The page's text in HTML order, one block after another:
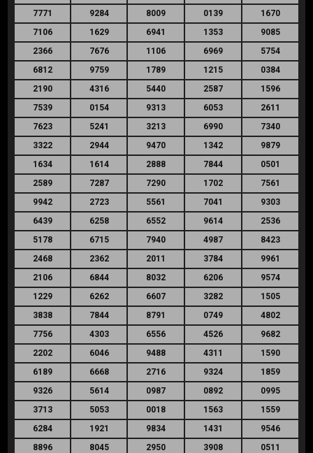
7771
9284 8009 0139
1670
7106
1629 6941 1353
9085
2366
7676 1106 6969
5754
6812
9759 1789 1215
0384
2190
4316 5440 2587
1596
7539
0154 9313 6053
2611
7623
5241 3213 6990
7340
3322
2944 9470 1342
9879
1634
1614 2888 7844
0501
2589
7287 7290 1702
7561
9942
2723 5561 7041
9303
6439
6258 6552 9614
2536
5178
6715 7940 4987
8423
2468
2362 2011 3784
9961
2106
6844 8032 6206
9574
1229
6262 6607 3282
1505
3838
7844 8791 0749
4802
7756
4303 6556 4526
9682
2202
6046 9488 4311
1590
6189
6668 2716 9324
1859
9326
5614 0987 0892
0995
3713
5053 0018 1563
1559
6284
1921 9834 1431
9546
8896
8045 2950 3908
0511